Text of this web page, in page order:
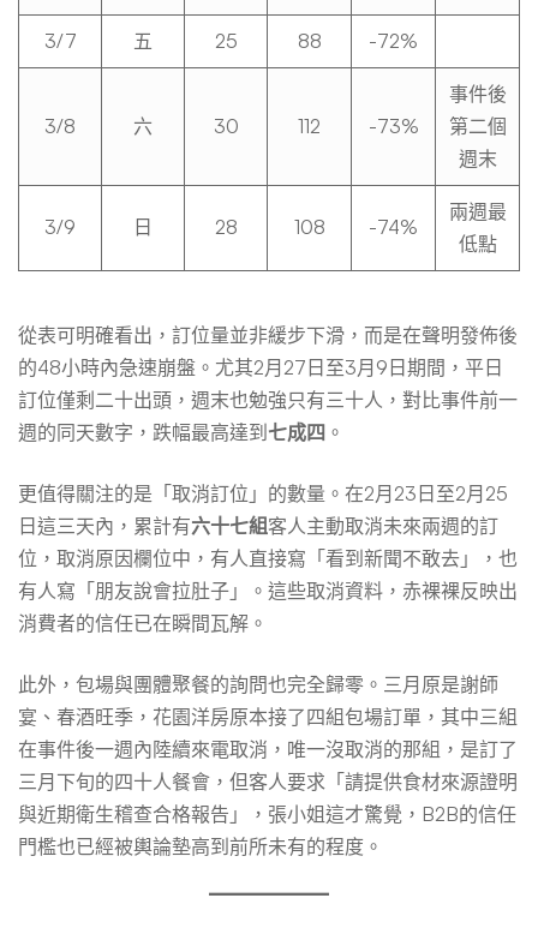
3/7 五 25 88 -72%
3/8 六 30 112 -73%
事件後
第二個
週末
3/9 日 28 108 -74%
兩週最
低點
從表可明確看出，訂位量並非緩步下滑，而是在聲明發佈後
的48小時內急速崩盤。尤其2月27日至3月9日期間，平日
訂位僅剩二十出頭，週末也勉強只有三十人，對比事件前一
週的同天數字，跌幅最高達到 七成四 。
更值得關注的是「取消訂位」的數量。在2月23日至2月25
日這三天內，累計有六十七組客人主動取消未來兩週的訂
位，取消原因欄位中，有人直接寫「看到新聞不敢去」，也
有人寫「朋友說會拉肚子」。這些取消資料，赤裸裸反映出
消費者的信任已在瞬間瓦解。
此外，包場與團體聚餐的詢問也完全歸零。三月原是謝師
宴、春酒旺季，花園洋房原本接了四組包場訂單，其中三組
在事件後一週內陸續來電取消，唯一沒取消的那組，是訂了
三月下旬的四十人餐會，但客人要求「請提供食材來源證明
與近期衛生稽查合格報告」，張小姐這才驚覺，B2B的信任
門檻也已經被輿論墊高到前所未有的程度。